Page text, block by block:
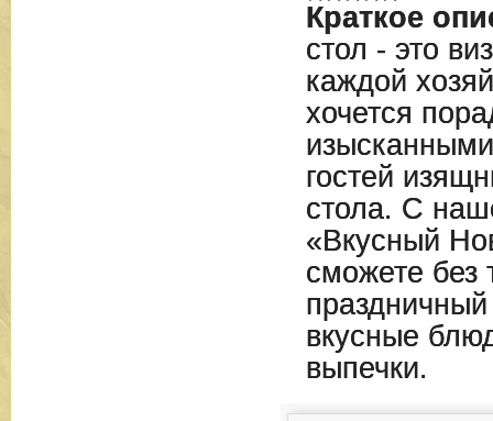
Краткое
стол - это
каждой
хочется
гостей
стола. С
«Вкусный
сможете без
праздничный
вкусные
выпечки.